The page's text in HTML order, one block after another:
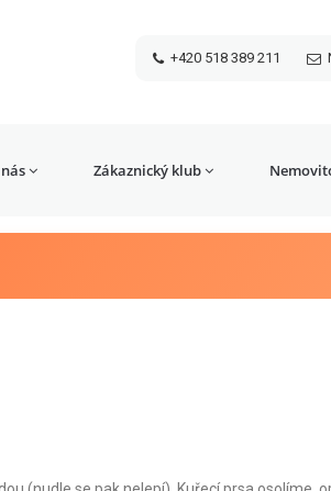
+420 518 389 211
Zákaznický klub